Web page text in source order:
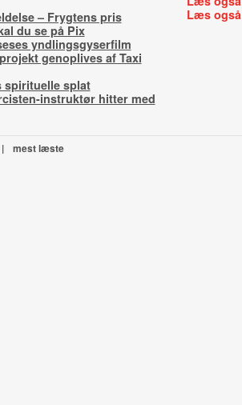
– Frygtens pris
du se på Pix
yndlingsgyserfilm
genoplives af Taxi
spirituelle splat
instruktør hitter med
Læs
| mest læste